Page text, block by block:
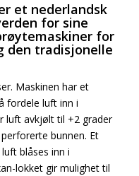
et nederlandsk
for sine
for
den tradisjonelle
Maskinen har et
fordele luft inn i
luft avkjølt til +2 grader
bunnen. Et
blåses inn i
lokket gir mulighet til